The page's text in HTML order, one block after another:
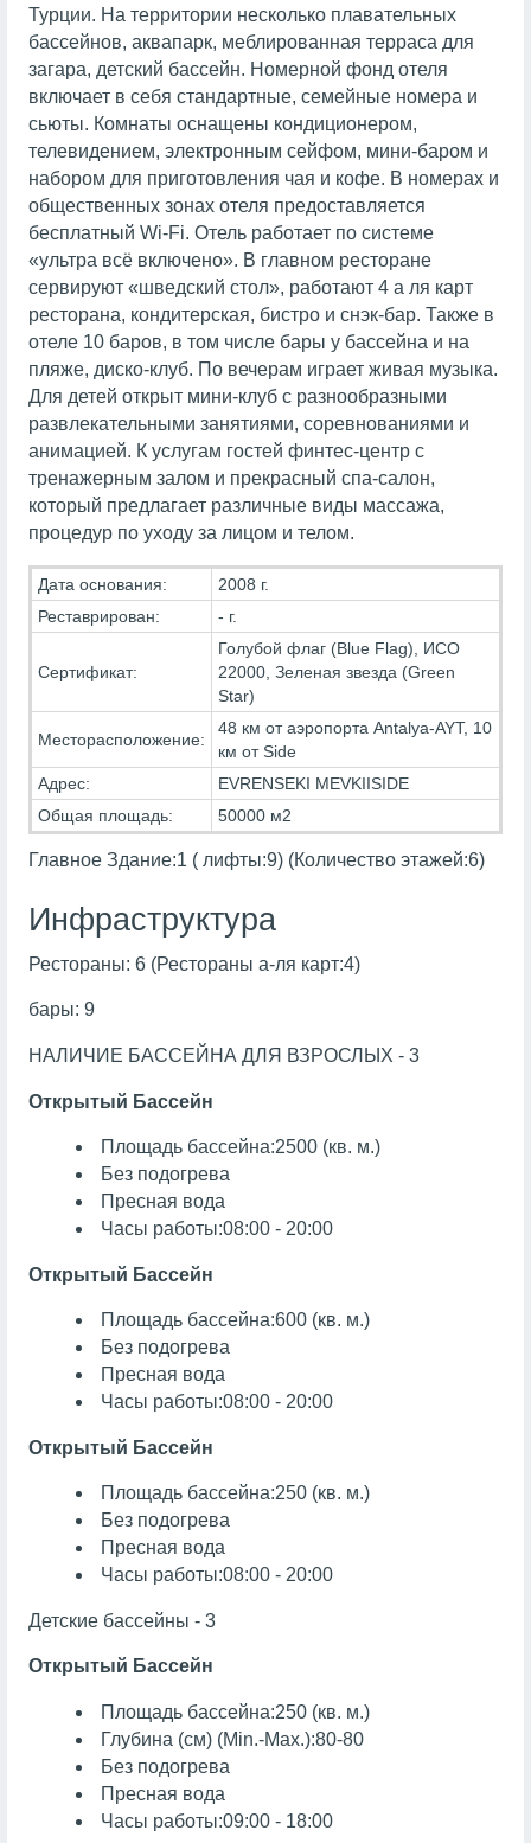
Турции. На территории несколько плавательных
бассейнов, аквапарк, меблированная терраса для
загара, детский бассейн. Номерной фонд отеля
включает в себя стандартные, семейные номера и
сьюты. Комнаты оснащены кондиционером,
телевидением, электронным сейфом, мини-баром и
набором для приготовления чая и кофе. В номерах и
общественных зонах отеля предоставляется
бесплатный Wi-Fi. Отель работает по системе
«ультра всё включено». В главном ресторане
сервируют «шведский стол», работают 4 а ля карт
ресторана, кондитерская, бистро и снэк-бар. Также в
отеле 10 баров, в том числе бары у бассейна и на
пляже, диско-клуб. По вечерам играет живая музыка.
Для детей открыт мини-клуб с разнообразными
развлекательными занятиями, соревнованиями и
анимацией. К услугам гостей финтес-центр с
тренажерным залом и прекрасный спа-салон,
который предлагает различные виды массажа,
процедур по уходу за лицом и телом.
Дата основания:
2008 г.
Реставрирован:
- г.
Сертификат:
Голубой флаг (Blue Flag), ИСО
22000, Зеленая звезда (Green
Star)
Месторасположение:
48 км от аэропорта Antalya-AYT, 10
км от Side
Адрес:
EVRENSEKI MEVKIISIDE
Общая площадь:
50000 м2
Главное Здание:1 ( лифты:9) (Количество этажей:6)
Инфраструктура
Рестораны: 6 (Рестораны а-ля карт:4)
бары: 9
НАЛИЧИЕ БАССЕЙНА ДЛЯ ВЗРОСЛЫХ - 3
Открытый Бассейн
Площадь бассейна:2500 (кв. м.)
Без подогрева
Пресная вода
Часы работы:08:00 - 20:00
Открытый Бассейн
Площадь бассейна:600 (кв. м.)
Без подогрева
Пресная вода
Часы работы:08:00 - 20:00
Открытый Бассейн
Площадь бассейна:250 (кв. м.)
Без подогрева
Пресная вода
Часы работы:08:00 - 20:00
Детские бассейны - 3
Открытый Бассейн
Площадь бассейна:250 (кв. м.)
Глубина (см) (Min.-Max.):80-80
Без подогрева
Пресная вода
Часы работы:09:00 - 18:00